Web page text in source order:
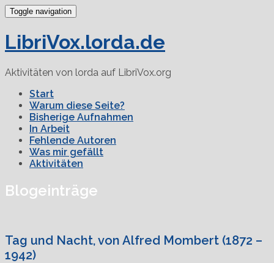
Toggle navigation
LibriVox.lorda.de
Aktivitäten von lorda auf LibriVox.org
Start
Warum diese Seite?
Bisherige Aufnahmen
In Arbeit
Fehlende Autoren
Was mir gefällt
Aktivitäten
Blogeinträge
Tag und Nacht, von Alfred Mombert (1872 –
1942)